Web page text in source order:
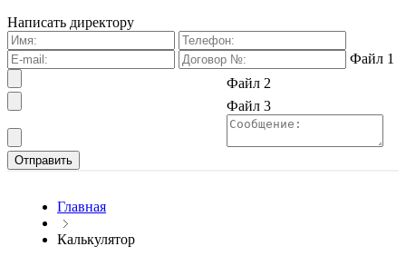
Написать директору
Файл 1
Файл 2
Файл 3
Главная
Калькулятор